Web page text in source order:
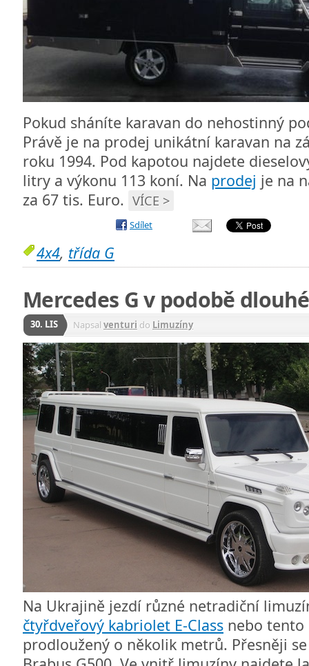
Pokud sháníte karavan do nehostinný
Právě je na prodej unikátní karavan na
roku 1994. Pod kapotou najdete
litry a výkonu 113 koní. Na prodej je na
za 67 tis. Euro. VÍCE >
Sdílet
4x4, třída G
Mercedes G v podobě
30. LIS Napsal venturi do Limuzíny
Na Ukrajině jezdí různé netradiční
čtyřdveřový kabriolet E-Class nebo
prodloužený o několik metrů. Přesněji